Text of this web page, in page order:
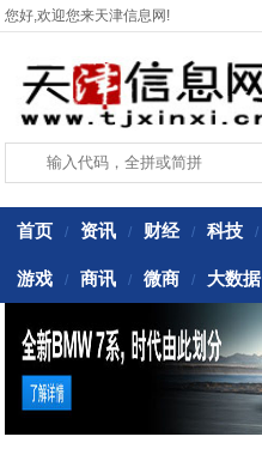
您好,欢迎您来天津信息网!
首页 / 资讯 / 财经 / 科技 /
游戏 / 商讯 / 微商 / 大数据